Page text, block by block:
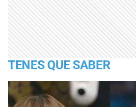
TENES QUE SABER